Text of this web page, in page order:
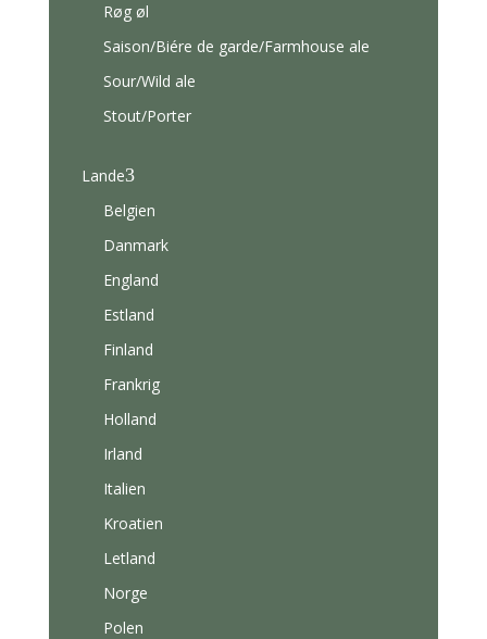
Røg øl
Saison/Biére de garde/Farmhouse ale
Sour/Wild ale
Stout/Porter
Lande3
Belgien
Danmark
England
Estland
Finland
Frankrig
Holland
Irland
Italien
Kroatien
Letland
Norge
Polen